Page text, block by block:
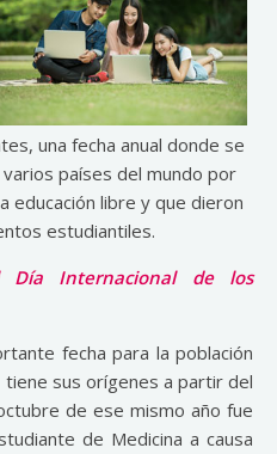
una fecha anual donde se
países del mundo por
educación libre y que dieron
estudiantiles.
Internacional de los
fecha para la población
sus orígenes a partir del
de ese mismo año fue
de Medicina a causa